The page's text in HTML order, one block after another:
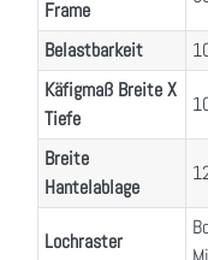
Frame
Belastbarkeit
Käfigmaß Breite X
Tiefe
Breite
Hantelablage
Lochraster